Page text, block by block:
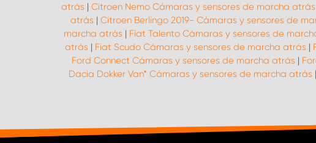
atrás | Citroen Nemo Cámaras y sensores de marcha atrás
atrás | Citroen Berlingo 2019- Cámaras y sensores de
marcha atrás | Fiat Talento Cámaras y sensores de
atrás | Fiat Scudo Cámaras y sensores de marcha atrás |
Ford Connect Cámaras y sensores de marcha atrás |
Dacia Dokker Van* Cámaras y sensores de marcha atrás |